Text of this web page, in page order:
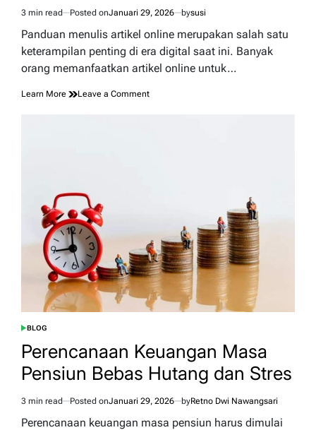
Estimated
read
3 min read Posted onJanuari 29, 2026 bysusi
Panduan menulis artikel online merupakan salah satu
keterampilan penting di era digital saat ini. Banyak
orang memanfaatkan artikel online untuk…
Learn More Leave a Commenton
POSTED
BLOG
Perencanaan Keuangan Masa
Pensiun Bebas Hutang dan Stres
Estimated
read
3 min read Posted onJanuari 29, 2026 byRetno Dwi Nawangsari
Perencanaan keuangan masa pensiun harus dimulai